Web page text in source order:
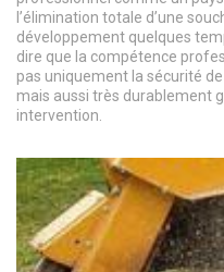
l’élimination totale d’une
développement quelques
dire que la compétence
pas uniquement la sécurité
mais aussi très durablement
intervention.